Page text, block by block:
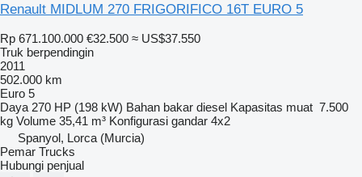
Renault MIDLUM 270 FRIGORIFICO 16T EURO 5
Rp 671.100.000 €32.500 ≈ US$37.550
Truk berpendingin
2011
502.000 km
Euro 5
Daya 270 HP (198 kW) Bahan bakar diesel Kapasitas muat 7.500
kg Volume 35,41 m³ Konfigurasi gandar 4x2
Spanyol, Lorca (Murcia)
Pemar Trucks
Hubungi penjual